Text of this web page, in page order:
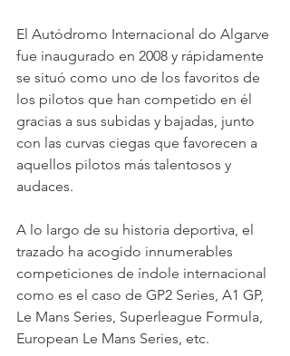
El Autódromo Internacional do Algarve
fue inaugurado en 2008 y rápidamente
se situó como uno de los favoritos de
los pilotos que han competido en él
gracias a sus subidas y bajadas, junto
con las curvas ciegas que favorecen a
aquellos pilotos más talentosos y
audaces.
A lo largo de su historia deportiva, el
trazado ha acogido innumerables
competiciones de índole internacional
como es el caso de GP2 Series, A1 GP,
Le Mans Series, Superleague Formula,
European Le Mans Series, etc.